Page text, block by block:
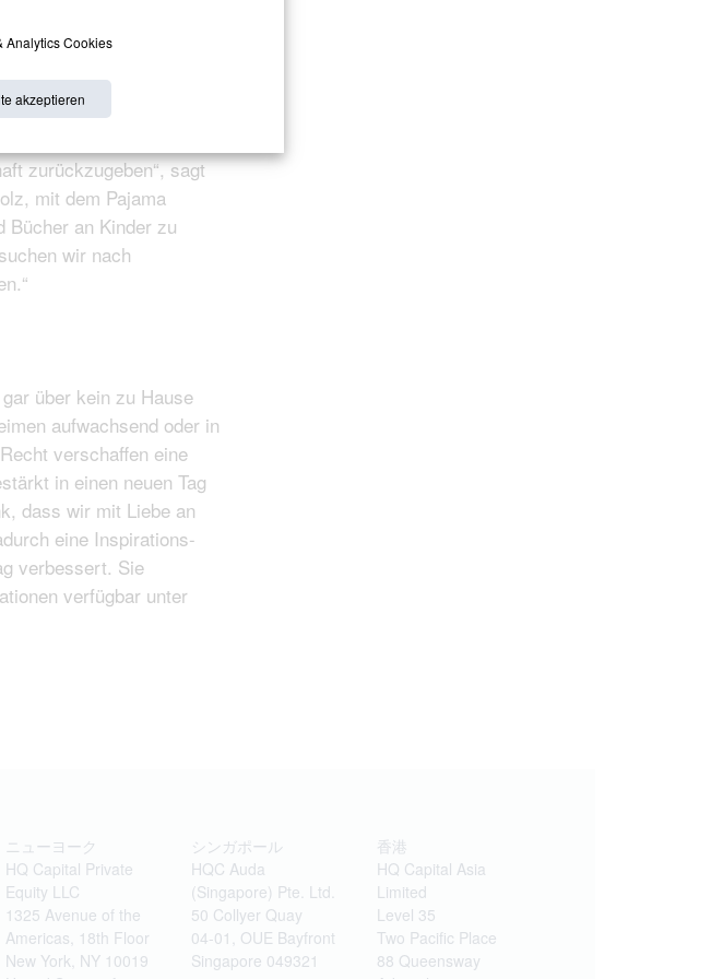
befinden. Das
drei Millionen
zeigt wie sehr unsere
zurückzugeben“, sagt
mit dem Pajama
Bücher an Kinder zu
wir nach
über kein zu Hause
aufwachsend oder in
verschaffen eine
in einen neuen Tag
dass wir mit Liebe an
eine Inspirations-
verbessert. Sie
verfügbar unter
ニューヨーク
HQ Capital Private
Equity LLC
1325 Avenue of the
Americas, 18th Floor
New York, NY 10019
シンガポール
HQC Auda
(Singapore) Pte. Ltd.
50 Collyer Quay
04-01, OUE Bayfront
Singapore 049321
香港
HQ Capital Asia
Limited
Level 35
Two Pacific Place
88 Queensway
Analytics Cookies
akzeptieren